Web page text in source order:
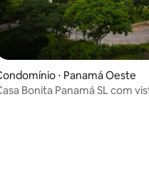
média de 5, 45
⋅ Panamá Oeste
Bonita Panamá SL com